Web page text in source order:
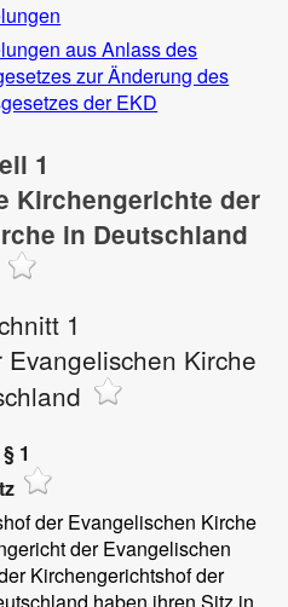
aus Anlass des
zur Änderung des
der EKD
1
Kirchengerichte der
in Deutschland
1
Kirche
§ 1
der Evangelischen Kirche
der Evangelischen
Kirchengerichtshof der